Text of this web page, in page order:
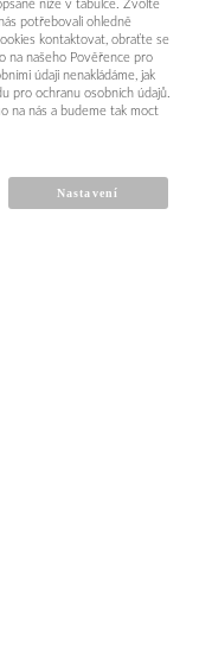
níže v tabulce. Zvolte
potřebovali ohledně
kontaktovat, obraťte se
na našeho Pověřence pro
údaji nenakládáme, jak
pro ochranu osobních údajů.
na nás a budeme tak moct
Nastavení